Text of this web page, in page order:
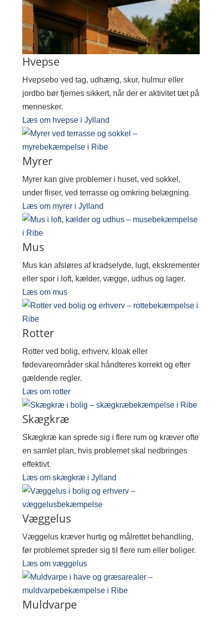
Hvepse
Hvepsebo ved tag, udhæng, skur, hulmur eller
jordbo bør fjernes sikkert, når der er aktivitet tæt på
mennesker.
Læs om hvepse i Jylland
Myrer
Myrer kan give problemer i huset, ved sokkel,
under fliser, ved terrasse og omkring belægning.
Læs om myrer i Jylland
Mus
Mus kan afsløres af kradselyde, lugt, ekskrementer
eller spor i loft, kælder, vægge, udhus og lager.
Læs om mus
Rotter
Rotter ved bolig, erhverv, kloak eller
fødevareområder skal håndteres korrekt og efter
gældende regler.
Læs om rotter
Skægkræ
Skægkræ kan sprede sig i flere rum og kræver ofte
en samlet plan, hvis problemet skal nedbringes
effektivt.
Læs om skægkræ i Jylland
Væggelus
Væggelus kræver hurtig og målrettet behandling,
før problemet spreder sig til flere rum eller boliger.
Læs om væggelus
Muldvarpe